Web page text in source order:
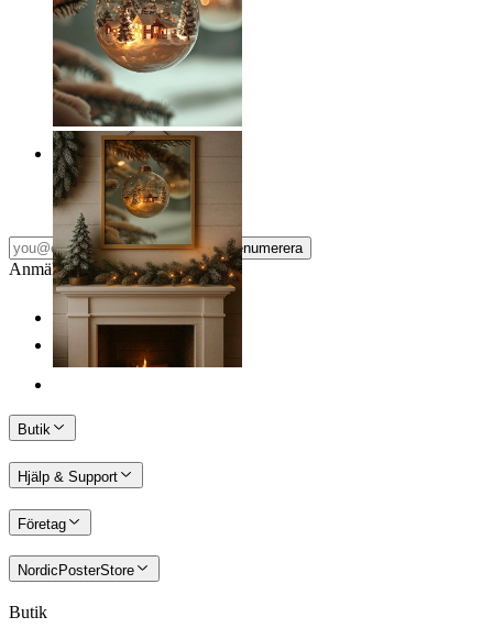
Vinterglans
Från 149 kr
Prenumerera
Anmäl dig till vårt Nyhetsbrev
Butik
Hjälp & Support
Företag
NordicPosterStore
Butik